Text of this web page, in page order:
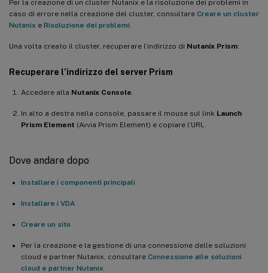
Per la creazione di un cluster Nutanix e la risoluzione dei problemi in
caso di errore nella creazione del cluster, consultare Creare un cluster
Nutanix e Risoluzione dei problemi
Una volta creato il cluster, recuperare l’indirizzo di Nutanix Prism:
Recuperare l’indirizzo del server Prism
Accedere alla Nutanix Console
In alto a destra nella console, passare il mouse sul link Launch
Prism Element (Avvia Prism Element) e copiare l’URL.
Dove andare dopo
Installare i componenti principali
Installare i VDA
Creare un sito
Per la creazione e la gestione di una connessione delle soluzioni
cloud e partner Nutanix, consultare Connessione alle soluzioni
cloud e partner Nutanix